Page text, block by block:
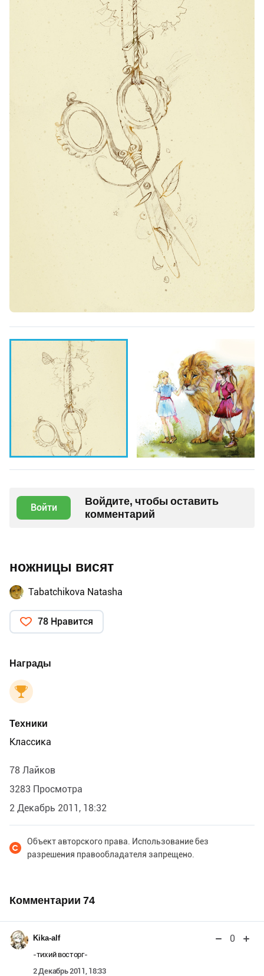
Войти
Войдите, чтобы оставить
комментарий
ножницы висят
Tabatchikova Natasha
78 Нравится
Награды
Техники
Классика
78 Лайков
3283 Просмотра
2 Декабрь 2011, 18:32
Объект авторского права. Использование без
разрешения правообладателя запрещено.
Комментарии 74
Kika-alf 0
-тихий восторг-
2 Декабрь 2011, 18:33